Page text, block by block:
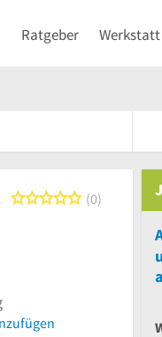
Ratgeber Werkstatt
0 von 5
0